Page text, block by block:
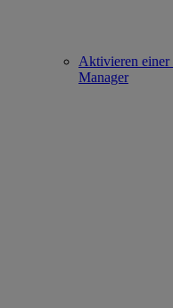
Aktivieren einer
Manager